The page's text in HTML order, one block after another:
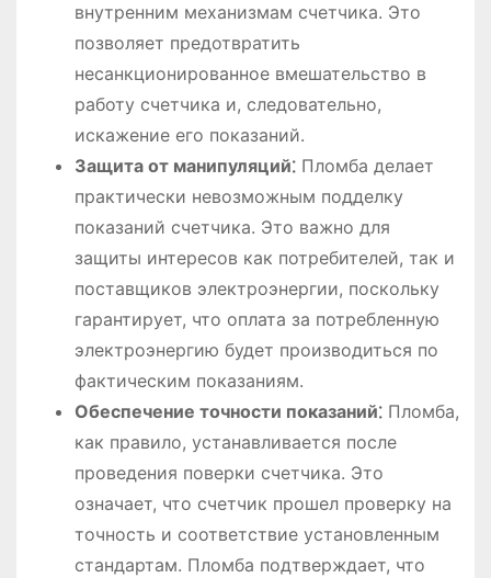
внутренним механизмам счетчика. Это
позволяет предотвратить
несанкционированное вмешательство в
работу счетчика и, следовательно,
искажение его показаний.
Защита от манипуляций⁚Пломба делает
практически невозможным подделку
показаний счетчика. Это важно для
защиты интересов как потребителей, так и
поставщиков электроэнергии, поскольку
гарантирует, что оплата за потребленную
электроэнергию будет производиться по
фактическим показаниям.
Обеспечение точности показаний⁚Пломба,
как правило, устанавливается после
проведения поверки счетчика. Это
означает, что счетчик прошел проверку на
точность и соответствие установленным
стандартам. Пломба подтверждает, что